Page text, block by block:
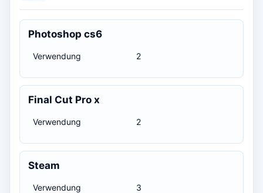
Photoshop cs6
Verwendung 2
Final Cut Pro x
Verwendung 2
Steam
Verwendung 3